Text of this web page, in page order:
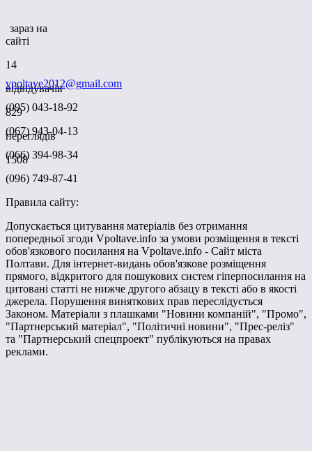
зараз на
сайті
14
відвідувачів
829
переглядів
1508
vpoltave2012@gmail.com
(095) 043-18-92
(067) 943-04-13
(066) 394-98-34
(096) 749-87-41
Правила сайту:
Допускається цитування матеріалів без отримання
попередньої згоди Vpoltave.info за умови розміщення в тексті
обов'язкового посилання на Vpoltave.info - Сайт міста
Полтави. Для інтернет-видань обов'язкове розміщення
прямого, відкритого для пошукових систем гіперпосилання на
цитовані статті не нижче другого абзацу в тексті або в якості
джерела. Порушення виняткових прав переслідується
Законом. Матеріали з плашками "Новини компаній", "Промо",
"Партнерський матеріал", "Політичні новини", "Прес-реліз"
та "Партнерський спецпроект" публікуються на правах
реклами.